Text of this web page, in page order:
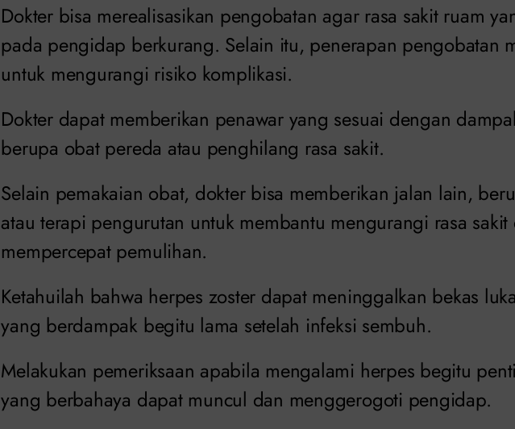
Dokter bisa merealisasikan pengobatan agar rasa sakit ruam
pada pengidap berkurang. Selain itu, penerapan pengobatan
untuk mengurangi risiko komplikasi.
Dokter dapat memberikan penawar yang sesuai dengan
berupa obat pereda atau penghilang rasa sakit.
Selain pemakaian obat, dokter bisa memberikan jalan lain,
atau terapi pengurutan untuk membantu mengurangi rasa sakit
mempercepat pemulihan.
Ketahuilah bahwa herpes zoster dapat meninggalkan bekas
yang berdampak begitu lama setelah infeksi sembuh.
Melakukan pemeriksaan apabila mengalami herpes begitu
yang berbahaya dapat muncul dan menggerogoti pengidap.